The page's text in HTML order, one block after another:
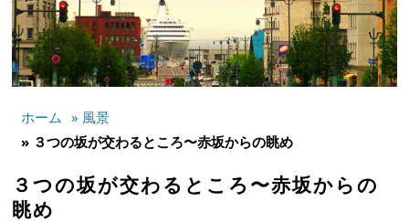
ホーム
» 風景
» ３つの坂が交わるところ〜赤坂からの眺め
３つの坂が交わるところ〜赤坂からの
眺め